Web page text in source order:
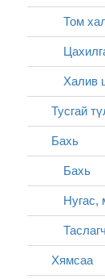
Том
Халив
Тусгай
Бахь
Бахь
Нугас,
Хямсаа